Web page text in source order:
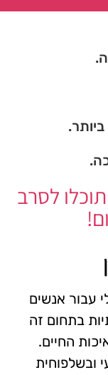
לסרב
עבור אנשים
בתחום זה
החיים.
ובשלפוחית